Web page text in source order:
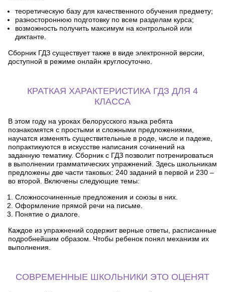
теоретическую базу для качественного обучения предмету;
разностороннюю подготовку по всем разделам курса;
возможность получить максимум на контрольной или
диктанте.
Сборник ГДЗ существует также в виде электронной версии,
доступной в режиме онлайн круглосуточно.
КРАТКАЯ ХАРАКТЕРИСТИКА ГДЗ ДЛЯ 4
КЛАССА
В этом году на уроках белорусского языка ребята
познакомятся с простыми и сложными предложениями,
научатся изменять существительные в роде, числе и падеже,
попрактикуются в искусстве написания сочинений на
заданную тематику. Сборник с ГДЗ позволит потренироваться
в выполнении грамматических упражнений. Здесь школьникам
предложены две части таковых: 240 заданий в первой и 230 –
во второй. Включены следующие темы:
Сложносочиненные предложения и союзы в них.
Оформление прямой речи на письме.
Понятие о диалоге.
Каждое из упражнений содержит верные ответы, расписанные
подробнейшим образом. Чтобы ребенок понял механизм их
выполнения.
СОВРЕМЕННЫЕ ШКОЛЬНИКИ ЭТО ОЦЕНЯТ